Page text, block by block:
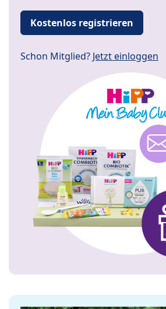
Kostenlos registrieren
Schon Mitglied? Jetzt einloggen